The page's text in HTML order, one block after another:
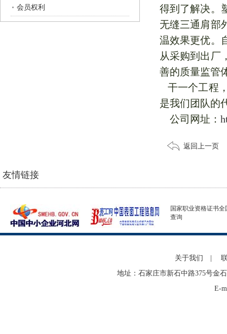
会员权利
得到了解决。
无缝三通肩部
温效果更优。
从采购到出厂
善的质量监管
干一个工程
是我们团队的
公司网址：
返回上一页
友情链接
国家职业资格证书全
查询
关于我们 |
地址：石家庄市新石中路375号金
E-